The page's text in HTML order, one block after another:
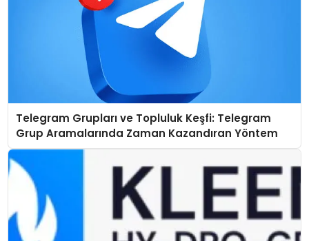
Telegram Grupları ve Topluluk Keşfi: Telegram
Grup Aramalarında Zaman Kazandıran Yöntem